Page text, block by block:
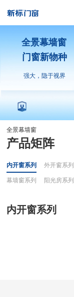
走进新标
一体化产品
全景幕墙窗
门窗新物种
强大，隐于视界
全景幕墙窗
产品矩阵
内开窗系列 外开窗系列
幕墙窗系列 阳光房系列
内开窗系列